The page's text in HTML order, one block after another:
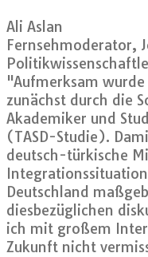
Ali Aslan
Fernsehmoderator,
"Aufmerksam wurde
zunächst durch die
Akademiker und
(TASD-Studie).
deutsch-türkische
Deutschland
diesbezüglichen
ich mit großem
Zukunft nicht